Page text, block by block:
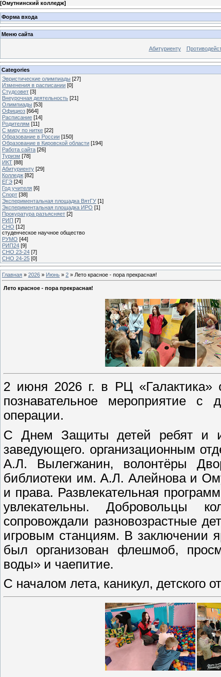
[Омутнинский колледж]
Форма входа
Меню сайта
Абитуриенту
Categories
Эвристические олимпиады [27]
Изменения в расписании [0]
Студсовет [3]
Внеурочная деятельность [21]
Олимпиады [53]
Официоз [664]
Расписание [14]
Родителям [11]
С миру по нитке [22]
Образование в России [150]
Образование в Кировской области [194]
Работа сайта [26]
Туризм [78]
ИКТ [88]
Абитуриенту [29]
Колледж [82]
ЕГЭ [24]
Год учителя [6]
Спорт [38]
Экспериментальная площадка ВятГУ [1]
Экспериментальная площадка ИРО [1]
Прокуратура разъясняет [2]
РИП [7]
СНО [12]
студенческое научное общество
РУМО [44]
РИП24 [9]
СНО 23-24 [7]
СНО 24-25 [0]
Главная » 2026 » Июнь » 2 » Лето красное - пора прекрасная!
Лето красное - пора прекрасная!
2 июня 2026 г. в РЦ «Галактика»
познавательное мероприятие с
операции.
С Днем Защиты детей ребят и их
заведующего. организационным
А.Л. Вылегжанин, волонтёры
библиотеки им. А.Л. Алейнова и
и права. Развлекательная
увлекательны. Добровольцы
сопровождали разновозрастные
игровым станциям. В заключении
был организован флешмоб,
воды» и чаепитие.
С началом лета, каникул, детского